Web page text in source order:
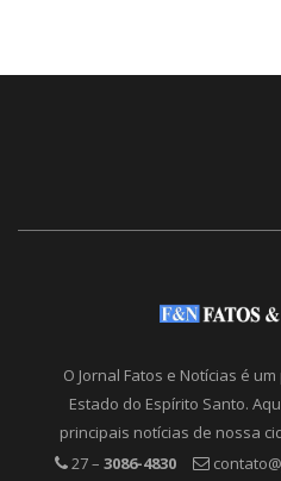
O Jornal Fatos e Notícias é
Estado do Espírito Santo.
principais notícias de nossa
27 – 3086-4830